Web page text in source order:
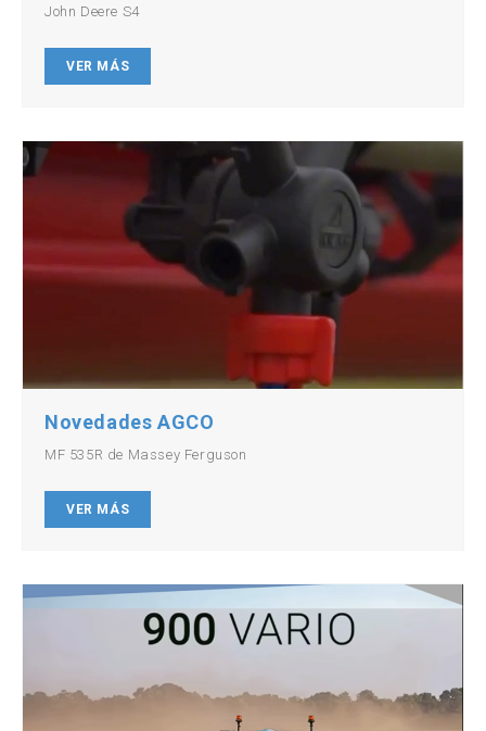
John Deere S4
VER MÁS
Novedades AGCO
MF 535R de Massey Ferguson
VER MÁS